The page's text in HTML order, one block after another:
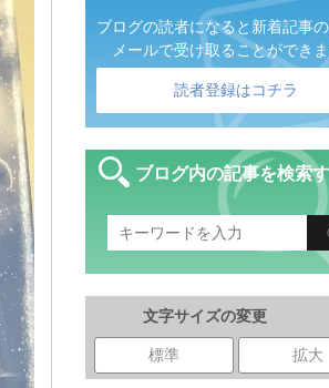
ブログの読者になると新着記事
メールで受け取ることができま
読者登録はコチラ
ブログ内の記事を検索
文字サイズの変更
標準 拡大